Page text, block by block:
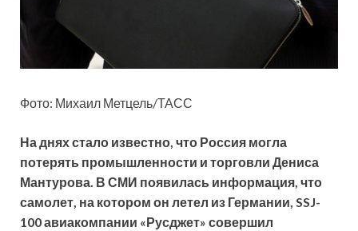
Фото: Михаил Метцель/ТАСС
На днях стало известно, что Россия могла
потерять промышленности и торговли Дениса
Мантурова. В СМИ появилась информация, что
самолет, на котором он летел из Германии, SSJ-
100 авиакомпании «Русджет» совершил